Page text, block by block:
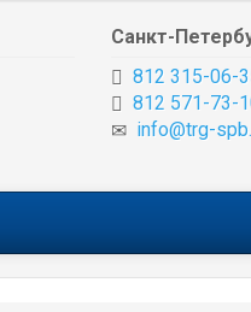
Санкт-
812 315-06-
812 571-73-
info@trg-